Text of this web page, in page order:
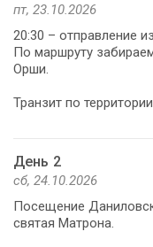
пт, 23.10.2026
20:30 – отправление
По маршруту
Орши.
Транзит по
День 2
сб, 24.10.2026
Посещение
святая Матрона.